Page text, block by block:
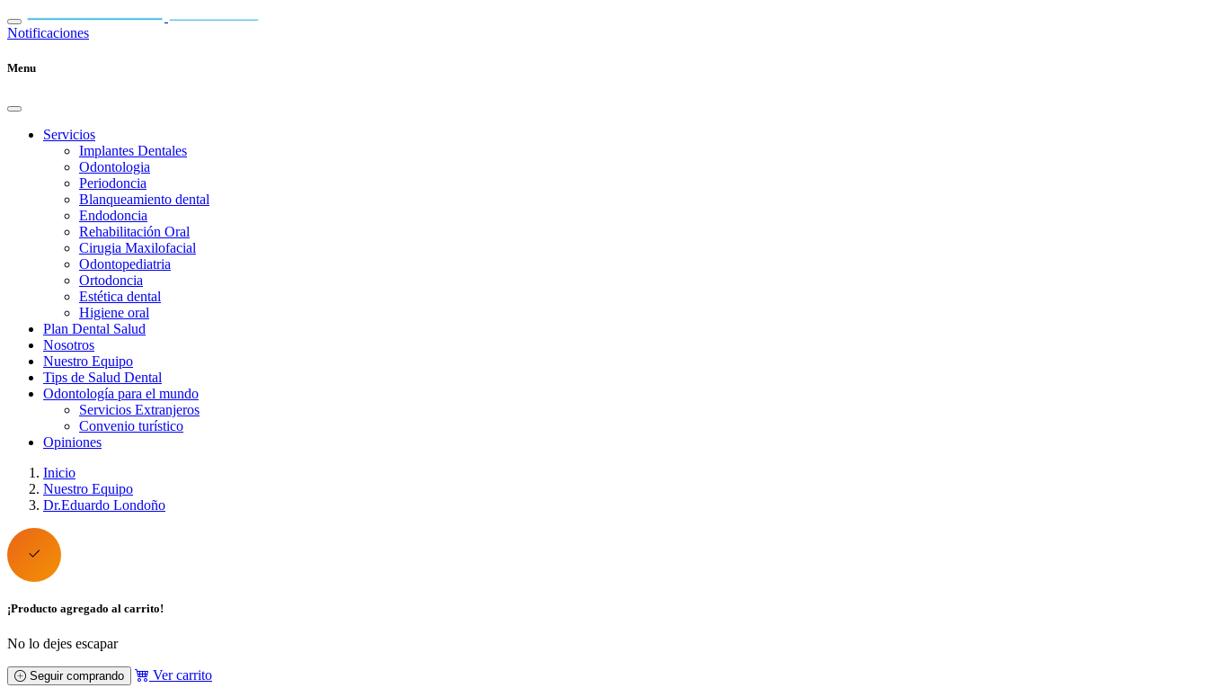
Notificaciones
Menu
Servicios
Implantes Dentales
Odontologia
Periodoncia
Blanqueamiento dental
Endodoncia
Rehabilitación Oral
Cirugia Maxilofacial
Odontopediatria
Ortodoncia
Estética dental
Higiene oral
Plan Dental Salud
Nosotros
Nuestro Equipo
Tips de Salud Dental
Odontología para el mundo
Servicios Extranjeros
Convenio turístico
Opiniones
Inicio
Nuestro Equipo
Dr.Eduardo Londoño
¡Producto agregado al carrito!
No lo dejes escapar
Seguir comprando Ver carrito